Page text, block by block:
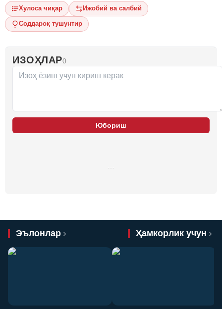
Хулоса чиқар Ижобий ва салбий
Соддароқ тушунтир
ИЗОҲЛАР0
Юбориш
Эълонлар Ҳамкорлик учун